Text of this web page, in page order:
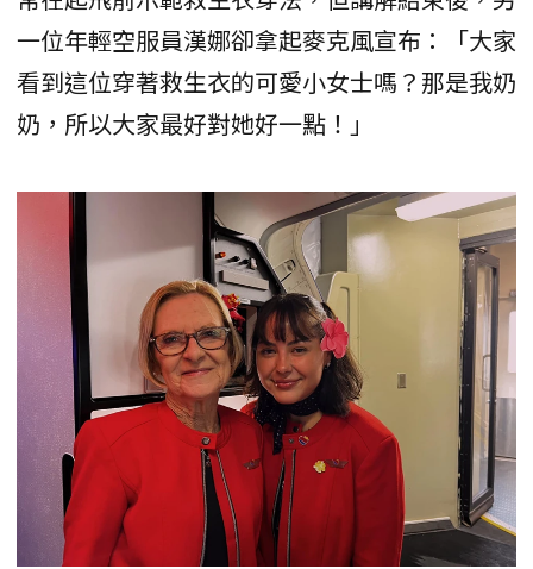
一位年輕空服員漢娜卻拿起麥克風宣布：「大家
看到這位穿著救生衣的可愛小女士嗎？那是我奶
奶，所以大家最好對她好一點！」